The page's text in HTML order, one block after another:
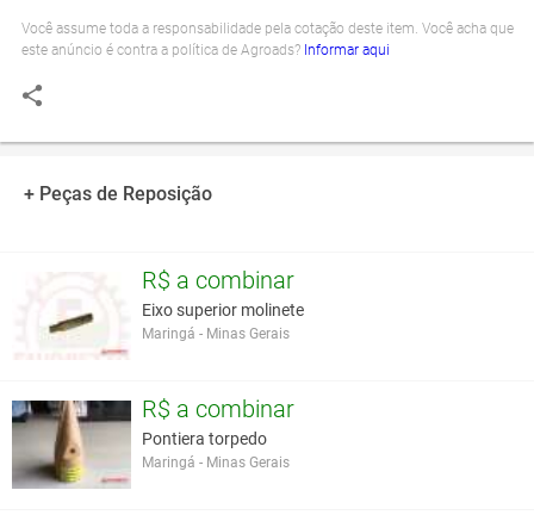
Você assume toda a responsabilidade pela cotação deste item. Você acha que
este anúncio é contra a política de Agroads? Informar aqui
+ Peças de Reposição
R$ a combinar
Eixo superior molinete
Maringá - Minas Gerais
R$ a combinar
Pontiera torpedo
Maringá - Minas Gerais